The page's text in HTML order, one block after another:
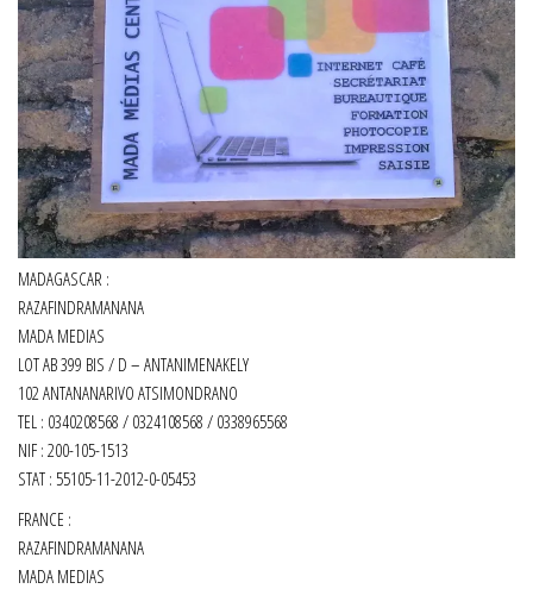
MADAGASCAR :
RAZAFINDRAMANANA
MADA MEDIAS
LOT AB 399 BIS / D – ANTANIMENAKELY
102 ANTANANARIVO ATSIMONDRANO
TEL : 0340208568 / 0324108568 / 0338965568
NIF : 200-105-1513
STAT : 55105-11-2012-0-05453
FRANCE :
RAZAFINDRAMANANA
MADA MEDIAS